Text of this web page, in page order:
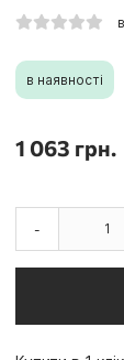
в наявності
1 063 грн.
-